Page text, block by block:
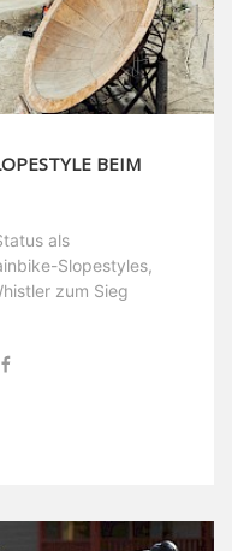
BEIM
als
Slopestyles,
zum Sieg